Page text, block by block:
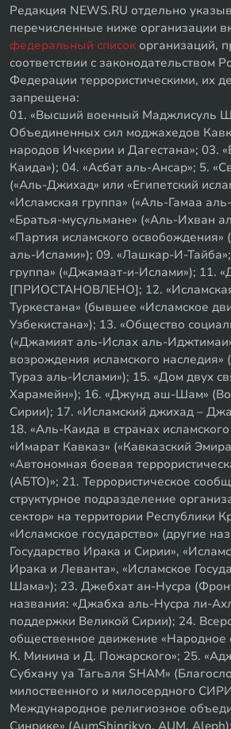
Редакция NEWS.RU отдельно
перечисленные ниже организации
федеральный список организаций,
соответствии с законодательством
Федерации террористическими, их
запрещена:
01. «Высший военный Маджлисуль
Объединенных сил моджахедов
народов Ичкерии и Дагестана»; 03.
Каида»); 04. «Асбат аль-Ансар»; 5.
(«Аль-Джихад» или «Египетский
«Исламская группа» («Аль-Гамаа
«Братья-мусульмане» («Аль-Ихван
«Партия исламского освобождения»
аль-Ислами»); 09. «Лашкар-И-
группа» («Джамаат-и-Ислами»); 11.
[ПРИОСТАНОВЛЕНО]; 12.
Туркестана» (бывшее «Исламское
Узбекистана»); 13. «Общество
(«Джамият аль-Ислах аль-
возрождения исламского
Тураз аль-Ислами»); 15. «Дом двух
Харамейн»); 16. «Джунд аш-Шам»
Сирии); 17. «Исламский джихад –
18. «Аль-Каида в странах
«Имарат Кавказ» («Кавказский
«Автономная боевая
(АБТО)»; 21. Террористическое
структурное подразделение
сектор» на территории Республики
«Исламское государство» (другие
Государство Ирака и Сирии»,
Ирака и Леванта», «Исламское
Шама»); 23. Джебхат ан-Нусра
названия: «Джабха аль-Нусра ли-
поддержки Великой Сирии); 24.
общественное движение «Народное
К. Минина и Д. Пожарского»; 25.
Субхану уа Тагьаля SHAM»
милоственного и милосердного
Международное религиозное